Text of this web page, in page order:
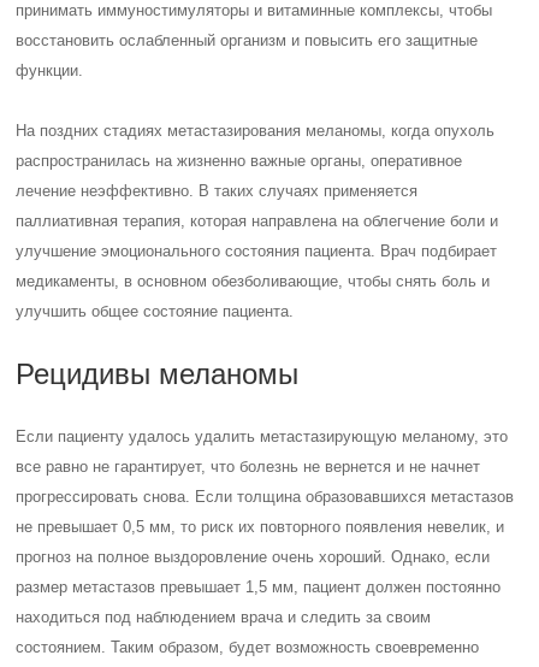
принимать иммуностимуляторы и витаминные комплексы, чтобы
восстановить ослабленный организм и повысить его защитные
функции.
На поздних стадиях метастазирования меланомы, когда опухоль
распространилась на жизненно важные органы, оперативное
лечение неэффективно. В таких случаях применяется
паллиативная терапия, которая направлена на облегчение боли и
улучшение эмоционального состояния пациента. Врач подбирает
медикаменты, в основном обезболивающие, чтобы снять боль и
улучшить общее состояние пациента.
Рецидивы меланомы
Если пациенту удалось удалить метастазирующую меланому, это
все равно не гарантирует, что болезнь не вернется и не начнет
прогрессировать снова. Если толщина образовавшихся метастазов
не превышает 0,5 мм, то риск их повторного появления невелик, и
прогноз на полное выздоровление очень хороший. Однако, если
размер метастазов превышает 1,5 мм, пациент должен постоянно
находиться под наблюдением врача и следить за своим
состоянием. Таким образом, будет возможность своевременно